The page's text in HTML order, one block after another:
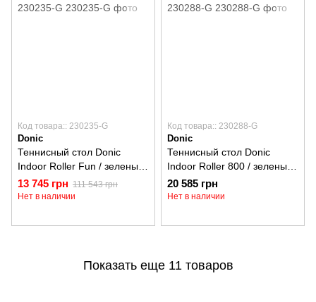
Код товара:: 230235-G
Donic
Теннисный стол Donic
Indoor Roller Fun / зеленый
230235-G
13 745 грн 111 543 грн
Нет в наличии
Код товара:: 230288-G
Donic
Теннисный стол Donic
Indoor Roller 800 / зеленый
230288-G
20 585 грн
Нет в наличии
Показать еще 11 товаров